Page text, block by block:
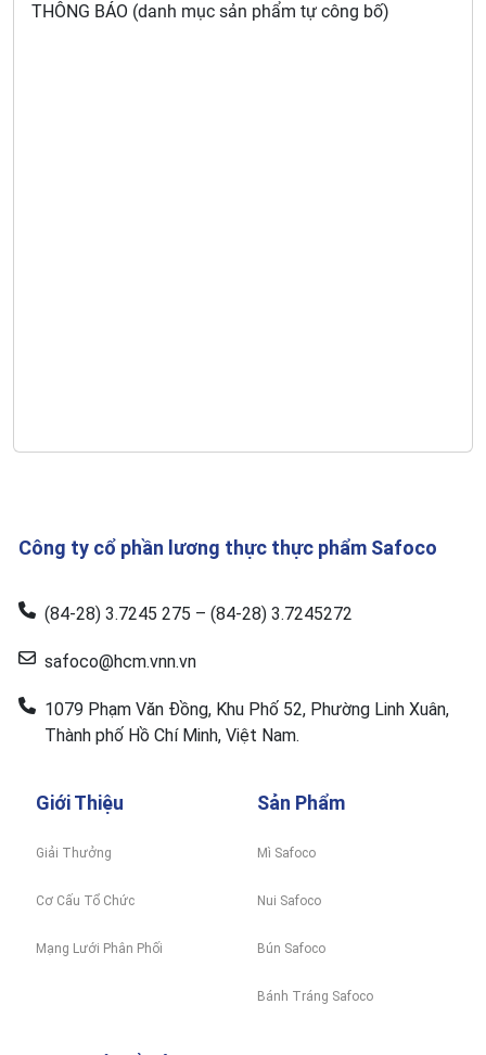
THÔNG BÁO (danh mục sản phẩm tự công bố)
Công ty cổ phần lương thực thực phẩm Safoco
(84-28) 3.7245 275 – (84-28) 3.7245272
safoco@hcm.vnn.vn
1079 Phạm Văn Đồng, Khu Phố 52, Phường Linh Xuân,
Thành phố Hồ Chí Minh, Việt Nam.
Giới Thiệu
Giải Thưởng
Cơ Cấu Tổ Chức
Mạng Lưới Phân Phối
Sản Phẩm
Mì Safoco
Nui Safoco
Bún Safoco
Bánh Tráng Safoco